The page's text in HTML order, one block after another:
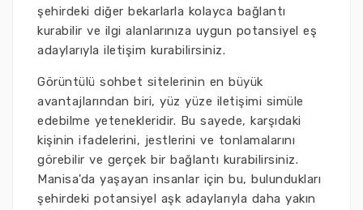
şehirdeki diğer bekarlarla kolayca bağlantı
kurabilir ve ilgi alanlarınıza uygun potansiyel eş
adaylarıyla iletişim kurabilirsiniz.
Görüntülü sohbet sitelerinin en büyük
avantajlarından biri, yüz yüze iletişimi simüle
edebilme yetenekleridir. Bu sayede, karşıdaki
kişinin ifadelerini, jestlerini ve tonlamalarını
görebilir ve gerçek bir bağlantı kurabilirsiniz.
Manisa'da yaşayan insanlar için bu, bulundukları
şehirdeki potansiyel aşk adaylarıyla daha yakın